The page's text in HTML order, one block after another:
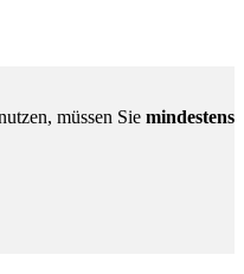
müssen Sie mindestens